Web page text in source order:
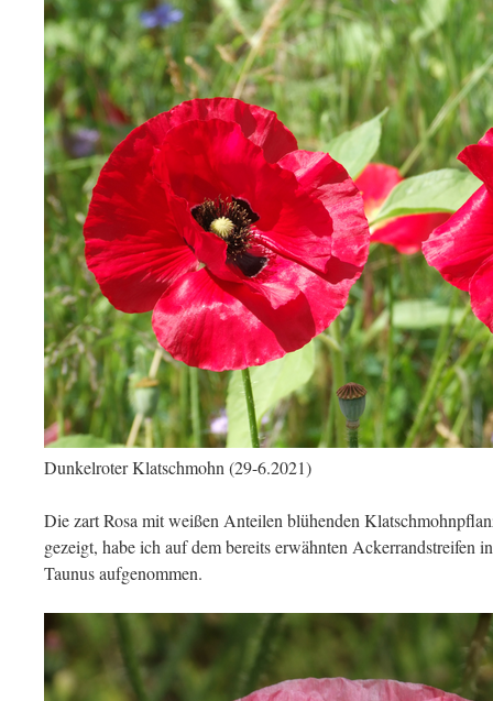
Dunkelroter Klatschmohn (29-6.2021)
Die zart Rosa mit weißen Anteilen blühenden
gezeigt, habe ich auf dem bereits erwähnten Ackerrandstreifen
Taunus aufgenommen.